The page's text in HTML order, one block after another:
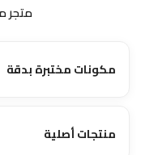
متجر
مكونات مختبرة بدقة
منتجات أصلية